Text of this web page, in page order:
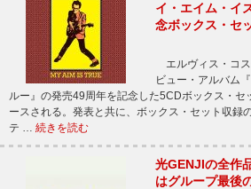
イ・エイム・イ
念ボックス・セ
エルヴィス・コ
ビュー・アルバム
ルー』の発売49周年を記念した5CDボックス・セ
ースされる。発表と共に、ボックス・セット収録
テ … 続きを読む
光GENJIの全作
はグループ最後